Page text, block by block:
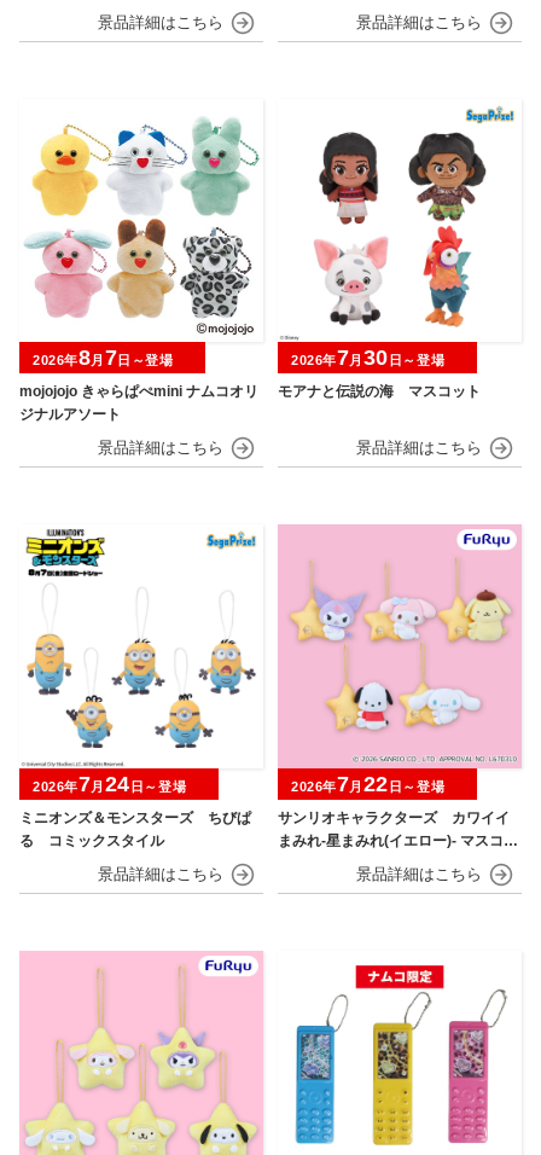
mojojojo きゃらぱぺmini ナムコオリ
ジナルアソート
2026年8月 7 日～登場
モアナと伝説の海 マスコット
2026年7月 30 日～登場
ミニオンズ＆モンスターズ ちびぱ
る コミックスタイル
2026年7月 24 日～登場
サンリオキャラクターズ カワイイ
まみれ-星まみれ(イエロー)- マスコッ
2026年7月 22 日～登場